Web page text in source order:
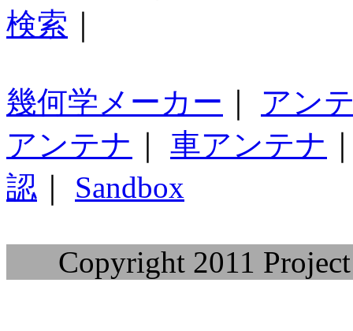
検索
幾何学メーカー
アン
アンテナ
車アンテナ
認
Sandbox
Copyright 2011